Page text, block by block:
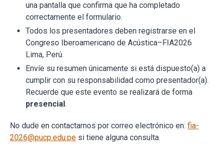
una pantalla que confirma que ha completado
correctamente el formulario.
Todos los presentadores deben registrarse en el
Congreso Iberoamericano de Acústica–FIA2026
Lima, Perú.
Envíe su resumen únicamente si está dispuesto(a) a
cumplir con su responsabilidad como presentador(a).
Recuerde que este evento se realizará de forma
presencial.
No dude en contactarnos por correo electrónico en: fia-
2026@pucp.edu.pe si tiene alguna consulta.